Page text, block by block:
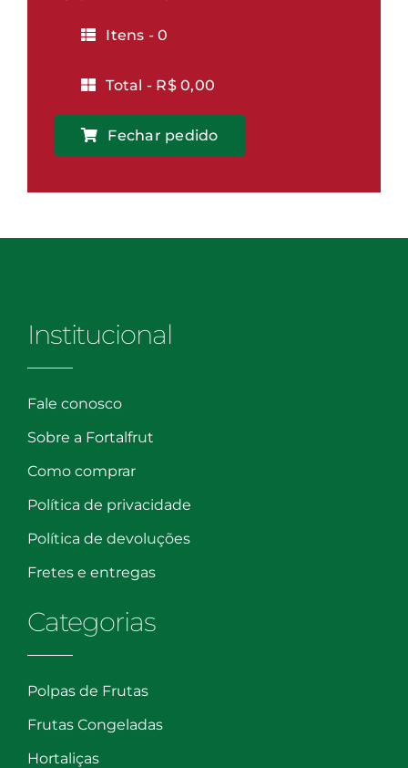
Itens -0
Total - R$0,00
Fechar pedido
Institucional
Fale conosco
Sobre a Fortalfrut
Como comprar
Política de privacidade
Política de devoluções
Fretes e entregas
Categorias
Polpas de Frutas
Frutas Congeladas
Hortaliças